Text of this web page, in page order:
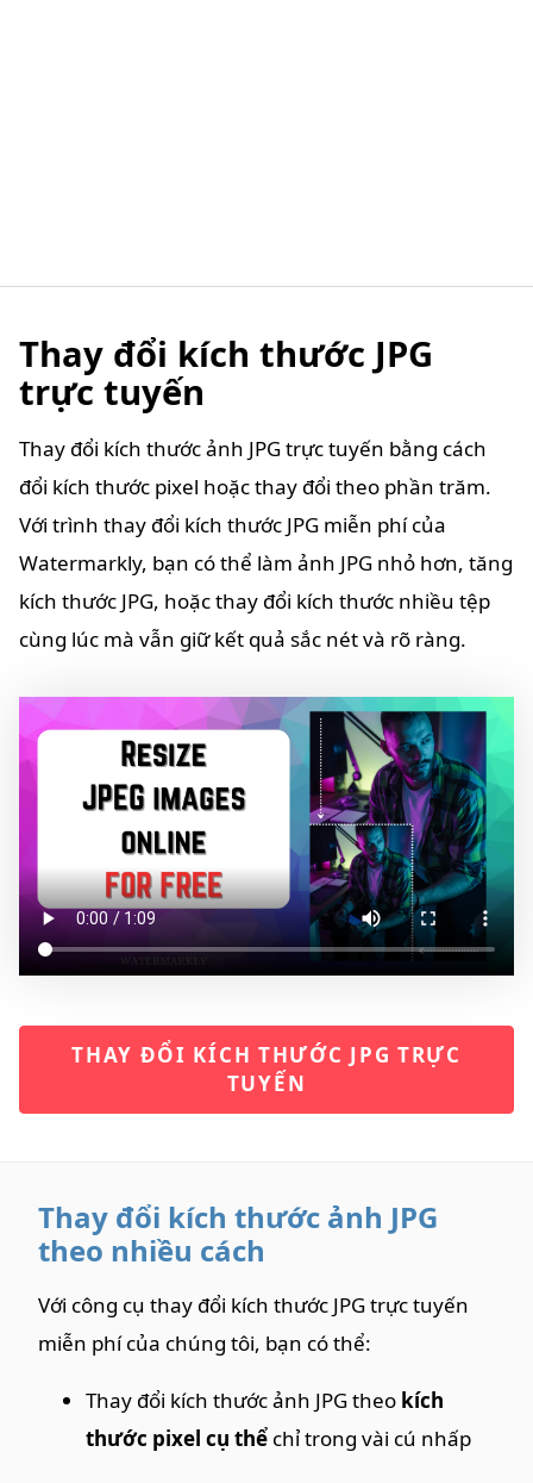
Thay đổi kích thước JPG
trực tuyến
Thay đổi kích thước ảnh JPG trực tuyến bằng cách
đổi kích thước pixel hoặc thay đổi theo phần trăm.
Với trình thay đổi kích thước JPG miễn phí của
Watermarkly, bạn có thể làm ảnh JPG nhỏ hơn, tăng
kích thước JPG, hoặc thay đổi kích thước nhiều tệp
cùng lúc mà vẫn giữ kết quả sắc nét và rõ ràng.
THAY ĐỔI KÍCH THƯỚC JPG TRỰC
TUYẾN
Thay đổi kích thước ảnh JPG
theo nhiều cách
Với công cụ thay đổi kích thước JPG trực tuyến
miễn phí của chúng tôi, bạn có thể:
Thay đổi kích thước ảnh JPG theo kích
thước pixel cụ thể chỉ trong vài cú nhấp